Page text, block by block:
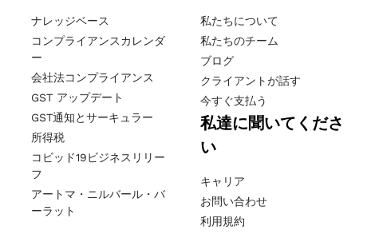
ナレッジベース
コンプライアンスカレンダ
ー
会社法コンプライアンス
GST アップデート
GST通知とサーキュラー
所得税
コビッド19ビジネスリリー
フ
アートマ・ニルバール・バ
ーラット
私たちについて
私たちのチーム
ブログ
クライアントが話す
今すぐ支払う
私達に聞いてくださ
い
キャリア
お問い合わせ
利用規約